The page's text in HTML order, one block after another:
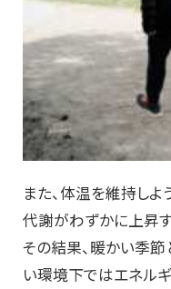
また、体温を維持しよ
代謝がわずかに上昇
その結果、暖かい季
い環境下ではエネル